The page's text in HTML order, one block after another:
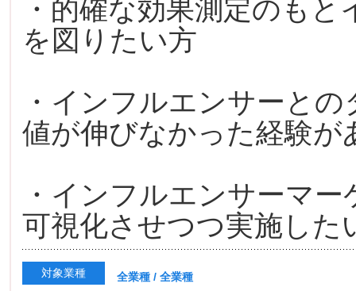
・的確な効果測定のも
を図りたい方
・インフルエンサーと
値が伸びなかった経験が
・インフルエンサーマ
可視化させつつ実施した
対象業種 全業種 / 全業種